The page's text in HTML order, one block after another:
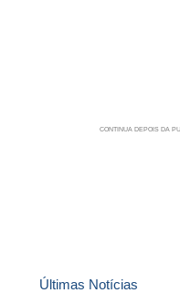
Últimas Notícias